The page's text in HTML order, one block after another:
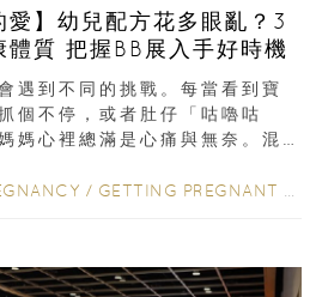
愛】幼兒配方花多眼亂？3
質 把握BB展入手好時機
遇到不同的挑戰。每當看到寶
個不停，或者肚仔「咕嚕咕
媽心裡總滿是心痛與無奈。混
/ GETTING PREGNANT